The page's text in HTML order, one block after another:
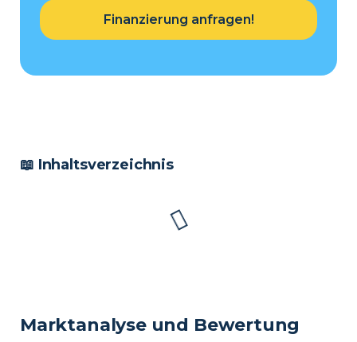
Finanzierung anfragen!
📖 Inhaltsverzeichnis
Marktanalyse und Bewertung